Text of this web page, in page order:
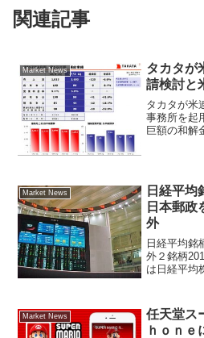
関連記事
Market News
タカタが
請検討と
タカタが米
事務所を起
巨額の和解
が、１０
ールストリ
Market News
日経平均
日本郵政
外
日経平均銘
外２銘柄
は日経平均
銘柄とな
トホールデ
関連銘柄...
Market News
任天堂ス
ｈｏｎｅ